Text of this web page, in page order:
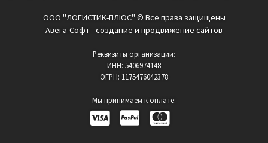
ООО "ЛОГИСТИК-ПЛЮС" © Все права защищены
Авега-Софт - создание и продвижение сайтов
Реквизиты организации:
ИНН: 5406974148
ОГРН: 1175476042378
Мы принимаем к оплате: